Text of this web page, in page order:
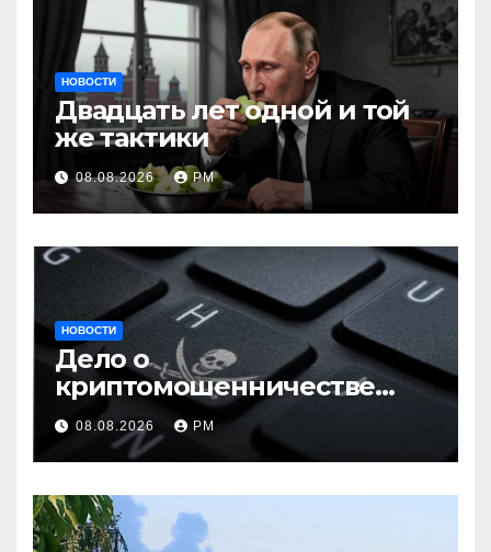
НОВОСТИ
Двадцать лет одной и той
же тактики
08.08.2026 РМ
НОВОСТИ
Дело о
криптомошенничестве
оборачивают в содействие
терроризму
08.08.2026 РМ